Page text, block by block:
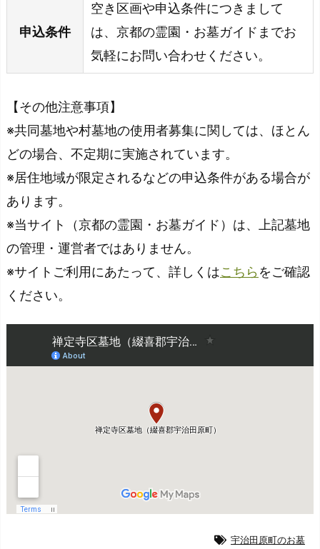
申込条件
空き区画や申込条件につきまして
は、京都の霊園・お墓ガイドまでお
気軽にお問い合わせください。
【その他注意事項】
※共同墓地や村墓地の使用者募集に関しては、ほとん
どの場合、不定期に実施されています。
※居住地域が限定されるなどの申込条件がある場合が
あります。
※当サイト（京都の霊園・お墓ガイド）は、上記墓地
の管理・運営者ではありません。
※サイトご利用にあたって、詳しくはこちら をご確認
ください。
宇治田原町のお墓